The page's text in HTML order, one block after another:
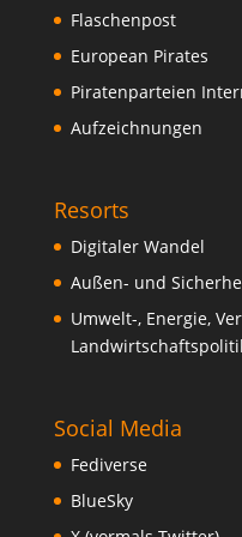
Flaschenpost
European Pirates
Piratenparteien
Aufzeichnungen
Resorts
Digitaler Wandel
Außen- und
Umwelt-, Energie,
Social Media
Fediverse
BlueSky